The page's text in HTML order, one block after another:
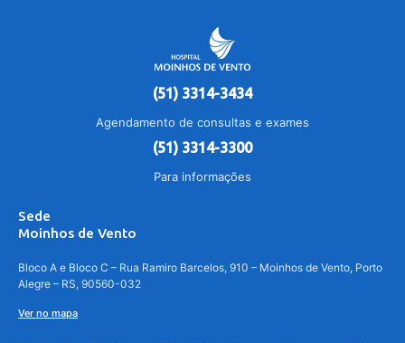
(51) 3314-3434
Agendamento de consultas e exames
(51) 3314-3300
Para informações
Sede
Moinhos de Vento
Bloco A e Bloco C – Rua Ramiro Barcelos, 910 – Moinhos de Vento, Porto
Alegre – RS, 90560-032
Ver no mapa